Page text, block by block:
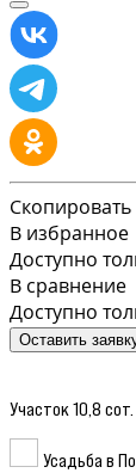
Скопировать
В избранное
Доступно
В сравнение
Доступно
Оставить
Участок 10,8
Усадьба в